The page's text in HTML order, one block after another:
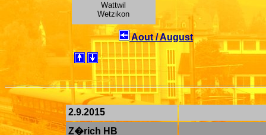
Wattwil
Wetzikon
Aout / August
2.9.2015
Z�rich HB